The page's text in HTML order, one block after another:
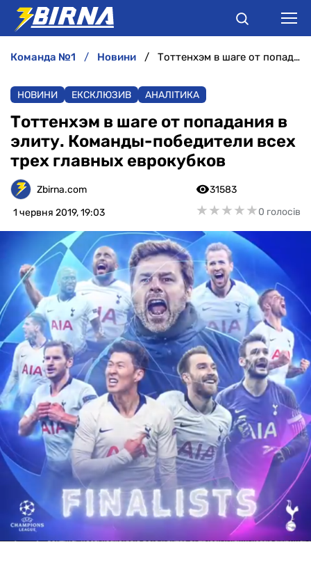
АНАЛІТИКА
ІНТЕРВ'Ю
РІЗНЕ
БУКМЕКЕРИ
команда №1 новини Тоттенхэм в шаге от попадания в элиту. Команды-победители всех трех главных еврокубков
НОВИНИ ЕКСКЛЮЗИВ АНАЛІТИКА
Тоттенхэм в шаге от попадания в
элиту. Команды-победители всех
трех главных еврокубков
Zbirna.com
1 червня 2019, 19:03
31583
★★★★★
★★★★★0 голосів